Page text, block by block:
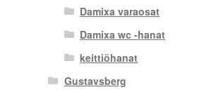
Damixa varaosat
Damixa wc -hanat
keittiöhanat
Gustavsberg